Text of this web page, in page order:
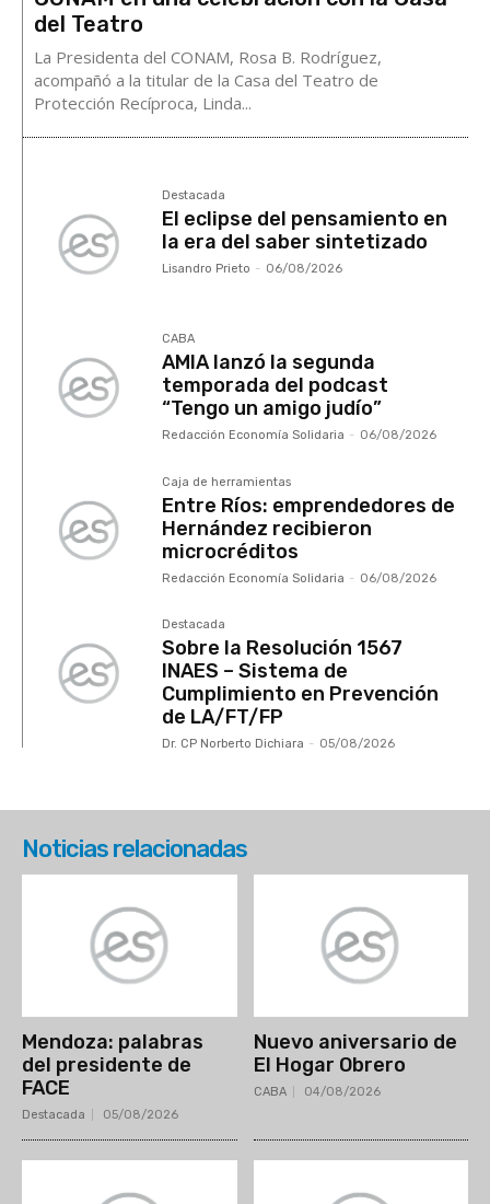
del Teatro
La Presidenta del CONAM, Rosa B. Rodríguez,
acompañó a la titular de la Casa del Teatro de
Protección Recíproca, Linda...
Destacada
El eclipse del pensamiento en
la era del saber sintetizado
Lisandro Prieto - 06/08/2026
CABA
AMIA lanzó la segunda
temporada del podcast
“Tengo un amigo judío”
Redacción Economía Solidaria - 06/08/2026
Caja de herramientas
Entre Ríos: emprendedores de
Hernández recibieron
microcréditos
Redacción Economía Solidaria - 06/08/2026
Destacada
Sobre la Resolución 1567
INAES – Sistema de
Cumplimiento en Prevención
de LA/FT/FP
Dr. CP Norberto Dichiara - 05/08/2026
Noticias relacionadas
Mendoza: palabras
del presidente de
FACE
Destacada 05/08/2026
Nuevo aniversario de
El Hogar Obrero
CABA 04/08/2026